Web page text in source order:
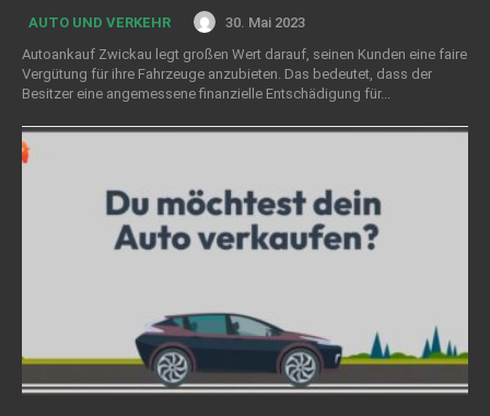
AUTO UND VERKEHR
30. Mai 2023
Autoankauf Zwickau legt großen Wert darauf, seinen Kunden eine faire
Vergütung für ihre Fahrzeuge anzubieten. Das bedeutet, dass der
Besitzer eine angemessene finanzielle Entschädigung für...